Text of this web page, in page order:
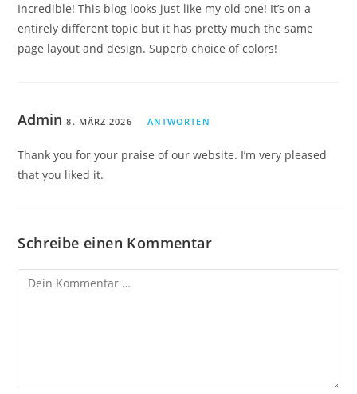
Incredible! This blog looks just like my old one! It’s on a
entirely different topic but it has pretty much the same
page layout and design. Superb choice of colors!
Admin 8. MÄRZ 2026 ANTWORTEN
Thank you for your praise of our website. I’m very pleased
that you liked it.
Schreibe einen Kommentar
Kommentar